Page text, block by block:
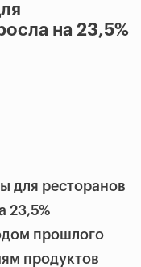
на 23,5%
для ресторанов
23,5%
прошлого
продуктов